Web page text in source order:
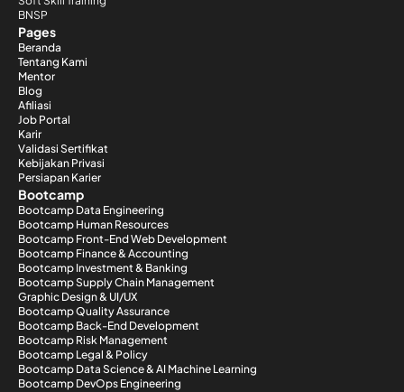
BNSP
Pages
Beranda
Tentang Kami
Mentor
Blog
Afiliasi
Job Portal
Karir
Validasi Sertifikat
Kebijakan Privasi
Persiapan Karier
Bootcamp
Bootcamp Data Engineering
Bootcamp Human Resources
Bootcamp Front-End Web Development
Bootcamp Finance & Accounting
Bootcamp Investment & Banking
Bootcamp Supply Chain Management
Graphic Design & UI/UX
Bootcamp Quality Assurance
Bootcamp Back-End Development
Bootcamp Risk Management
Bootcamp Legal & Policy
Bootcamp Data Science & AI Machine Learning
Bootcamp DevOps Engineering